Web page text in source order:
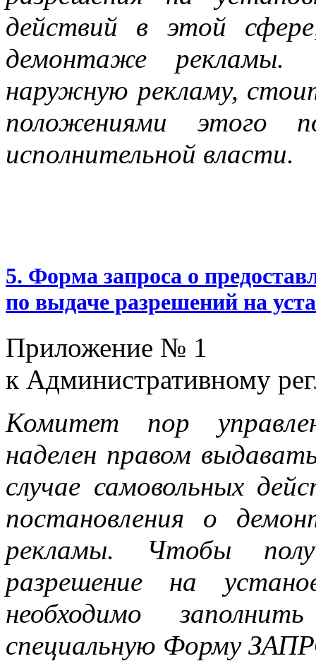
действий в этой
демонтаже
наружную рекламу,
положениями этого
исполнительной власти.
5. Форма запроса о
по выдаче разрешений на
Приложение № 1
к Административному
Комитет пор
наделен правом
случае самовольных
постановления о
рекламы. Чтобы
разрешение на
необходимо
специальную Форму